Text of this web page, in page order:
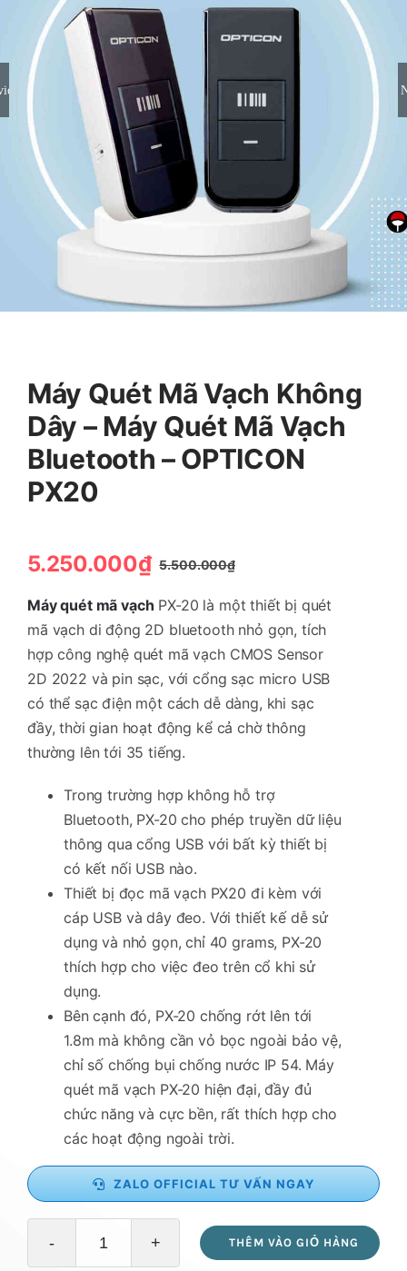
Máy Quét Mã Vạch Không
Dây – Máy Quét Mã Vạch
Bluetooth – OPTICON
PX20
5.500.000₫Giá
gốc
là:
5.500.000₫.
5.250.000₫
Giá
hiện
tại
là:
5.250.000₫.
Máy quét mã vạch PX-20 là một thiết bị quét
mã vạch di động 2D bluetooth nhỏ gọn, tích
hợp công nghệ quét mã vạch CMOS Sensor
2D 2022 và pin sạc, với cổng sạc micro USB
có thể sạc điện một cách dễ dàng, khi sạc
đầy, thời gian hoạt động kể cả chờ thông
thường lên tới 35 tiếng.
Trong trường hợp không hỗ trợ
Bluetooth, PX-20 cho phép truyền dữ liệu
thông qua cổng USB với bất kỳ thiết bị
có kết nối USB nào.
Thiết bị đọc mã vạch PX20 đi kèm với
cáp USB và dây đeo. Với thiết kế dễ sử
dụng và nhỏ gọn, chỉ 40 grams, PX-20
thích hợp cho việc đeo trên cổ khi sử
dụng.
Bên cạnh đó, PX-20 chống rớt lên tới
1.8m mà không cần vỏ bọc ngoài bảo vệ,
chỉ số chống bụi chống nước IP 54. Máy
quét mã vạch PX-20 hiện đại, đầy đủ
chức năng và cực bền, rất thích hợp cho
các hoạt động ngoài trời.
ZALO OFFICIAL TƯ VẤN NGAY
THÊM VÀO GIỎ HÀNG